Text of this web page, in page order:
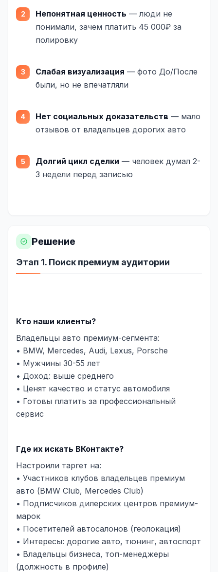
SEO-тексты
Контент для соцсетей
Статьи и блоги
Техническая документация
ВИДЕОПРОДАКШН
Видео для соцсетей
Корпоративные видео
Видео-инфографика
Яндекс.Метрика
Дашборды и отчёты
GEO-продвижение в нейросетях и ИИ
Непонятная ценность — люди не
понимали, зачем платить 45 000₽ за
полировку
Слабая визуализация — фото До/После
были, но не впечатляли
Нет социальных доказательств — мало
отзывов от владельцев дорогих авто
Долгий цикл сделки — человек думал 2-
3 недели перед записью
Решение
Этап 1. Поиск премиум аудитории
Кто наши клиенты?
Владельцы авто премиум-сегмента:
• BMW, Mercedes, Audi, Lexus, Porsche
• Мужчины 30-55 лет
• Доход: выше среднего
• Ценят качество и статус автомобиля
• Готовы платить за профессиональный
сервис
Где их искать ВКонтакте?
Настроили таргет на:
• Участников клубов владельцев премиум
авто (BMW Club, Mercedes Club)
• Подписчиков дилерских центров премиум-
марок
• Посетителей автосалонов (геолокация)
• Интересы: дорогие авто, тюнинг, автоспорт
• Владельцы бизнеса, топ-менеджеры
(должность в профиле)